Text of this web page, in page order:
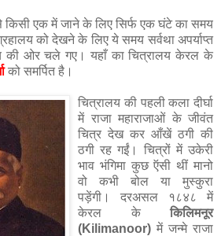
किसी एक में जाने के लिए सिर्फ एक घंटे का समय
को देखने के लिए ये समय सर्वथा अपर्याप्त
की ओर चले गए। यहाँ का चित्रालय केरल के
को समर्पित है।
चित्रालय की पहली कला दीर्घा
में राजा महाराजाओं के जीवंत
चित्र देख कर आँखें ठगी की
ठगी रह गईं। चित्रों में उकेरी
भाव भंगिमा कुछ ऍसी थीं मानो
वो कभी बोल या मुस्कुरा
पड़ेंगी। दरअसल १८४८ में
केरल केकिलिमनूर
(Kilimanoor) में जन्मे राजा